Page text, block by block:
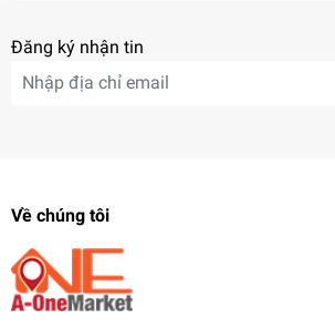
ăn mòn tốt, độ bền cao.
Đăng ký nhận tin
Về chúng tôi